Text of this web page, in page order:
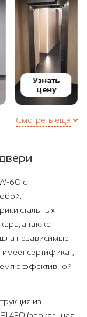
Узнать
цену
Смотреть ещё
60 с
стальных
а также
независимые
сертификат,
эффективной
из